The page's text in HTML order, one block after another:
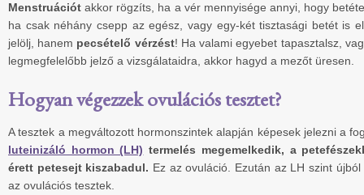
Menstruációt akkor rögzíts, ha a vér mennyisége annyi, hogy
ha csak néhány csepp az egész, vagy egy-két tisztasági betét is
jelölj, hanem pecsételő vérzést! Ha valami egyebet tapasztalsz,
legmegfelelőbb jelző a vizsgálataidra, akkor hagyd a mezőt üresen.
Hogyan végezzek ovulációs tesztet?
A tesztek a megváltozott hormonszintek alapján képesek jelezni a
luteinizáló hormon (LH) termelés megemelkedik, a
érett petesejt kiszabadul. Ez az ovuláció. Ezután az LH szint
az ovulációs tesztek.